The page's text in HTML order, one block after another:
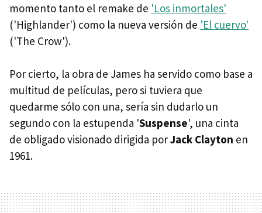
momento tanto el remake de 'Los inmortales'
('Highlander') como la nueva versión de 'El cuervo'
('The Crow').
Por cierto, la obra de James ha servido como base a
multitud de películas, pero si tuviera que
quedarme sólo con una, sería sin dudarlo un
segundo con la estupenda 'Suspense', una cinta
de obligado visionado dirigida porJack Clayton en
1961.